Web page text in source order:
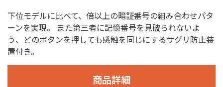
下位モデルに比べて、倍以上の暗証番号の組み合わせパタ
ーンを実現。 また第三者に記憶番号を見破られないよ
う、どのボタンを押しても感触を同じにするサグリ防止装
置付き。
商品詳細